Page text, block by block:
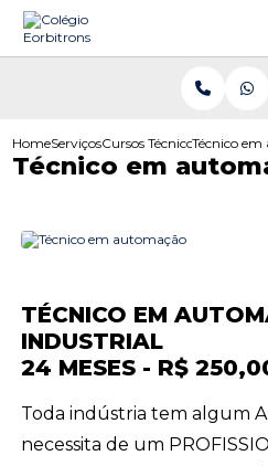
HomeServiçosCursos TécnicosTécnico em
Técnico em
TÉCNICO EM
INDUSTRIAL
24 MESES - R$
Toda indústria tem algum
necessita de um